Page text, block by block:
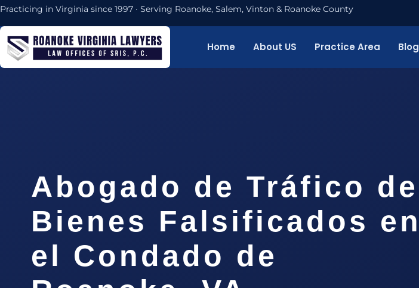
Practicing in Virginia since 1997 · Serving Roanoke, Salem, Vinton & Roanoke County
Home About US Practice Area Blog
Abogado de Tráfico de
Bienes Falsificados en
el Condado de